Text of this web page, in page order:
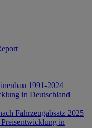
1991-2024
in Deutschland
Fahrzeugabsatz 2025
in